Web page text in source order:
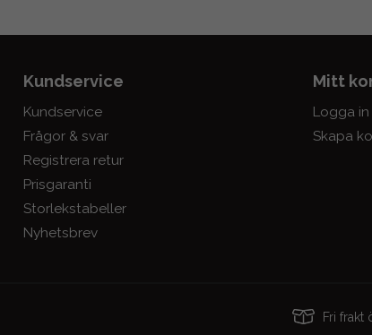
Kundservice
Kundservice
Frågor & svar
Registrera retur
Prisgaranti
Storlekstabeller
Nyhetsbrev
Mitt
Logga in
Skapa
Fri